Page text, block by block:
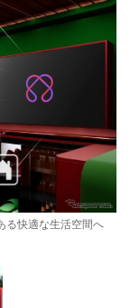
る快適な生活空間へ